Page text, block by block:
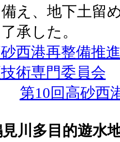
え、地下土留
承した。
西港再整備推
術専門委員会
第10回高砂西
見川多目的遊水